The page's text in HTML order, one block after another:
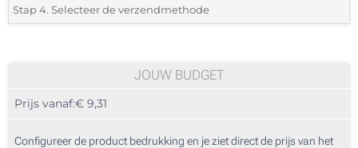
1 Kleur (Rondom geprint)
*Selecteer uit de lijst of voeg het gewenste aantal in
10
Stap 4. Selecteer de verzendmethode
JOUW BUDGET
Prijs vanaf:€ 9,31
Configureer de product bedrukking en je ziet direct de prijs van het